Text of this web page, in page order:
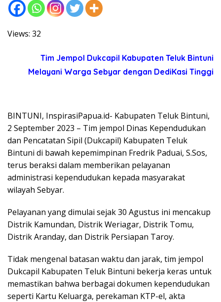
Views: 32
Tim Jempol Dukcapil Kabupaten Teluk Bintuni
Melayani Warga Sebyar dengan DediKasi Tinggi
BINTUNI, InspirasiPapua.id- Kabupaten Teluk Bintuni,
2 September 2023 – Tim jempol Dinas Kependudukan
dan Pencatatan Sipil (Dukcapil) Kabupaten Teluk
Bintuni di bawah kepemimpinan Fredrik Paduai, S.Sos,
terus beraksi dalam memberikan pelayanan
administrasi kependudukan kepada masyarakat
wilayah Sebyar.
Pelayanan yang dimulai sejak 30 Agustus ini mencakup
Distrik Kamundan, Distrik Weriagar, Distrik Tomu,
Distrik Aranday, dan Distrik Persiapan Taroy.
Tidak mengenal batasan waktu dan jarak, tim jempol
Dukcapil Kabupaten Teluk Bintuni bekerja keras untuk
memastikan bahwa berbagai dokumen kependudukan
seperti Kartu Keluarga, perekaman KTP-el, akta